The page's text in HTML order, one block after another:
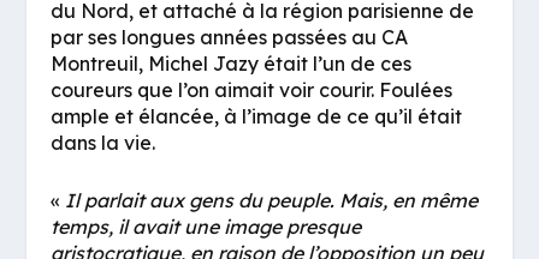
du Nord, et attaché à la région parisienne de
par ses longues années passées au CA
Montreuil, Michel Jazy était l’un de ces
coureurs que l’on aimait voir courir. Foulées
ample et élancée, à l’image de ce qu’il était
dans la vie.
« Il parlait aux gens du peuple. Mais, en même
temps, il avait une image presque
aristocratique, en raison de l’opposition un peu